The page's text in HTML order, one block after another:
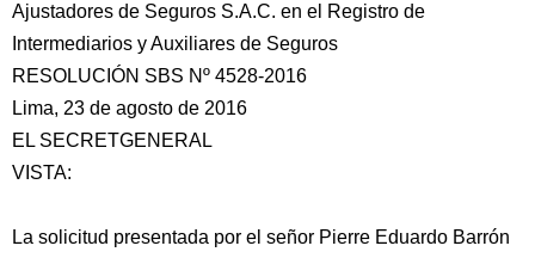
Ajustadores de Seguros S.A.C. en el Registro de
Intermediarios y Auxiliares de Seguros
RESOLUCIÓN SBS Nº 4528-2016
Lima, 23 de agosto de 2016
EL SECRETGENERAL
VISTA:
La solicitud presentada por el señor Pierre Eduardo Barrón